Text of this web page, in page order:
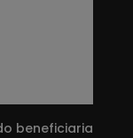
beneficiaria